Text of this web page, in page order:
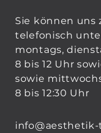
Sie können uns
telefonisch
montags,
8 bis 12 Uhr
sowie
8 bis 12:30 Uhr